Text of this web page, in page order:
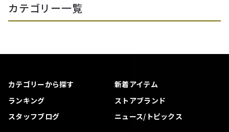
カテゴリー一覧
カテゴリーから探す
新着アイテム
ランキング
ストアブランド
スタッフブログ
ニュース/トピックス